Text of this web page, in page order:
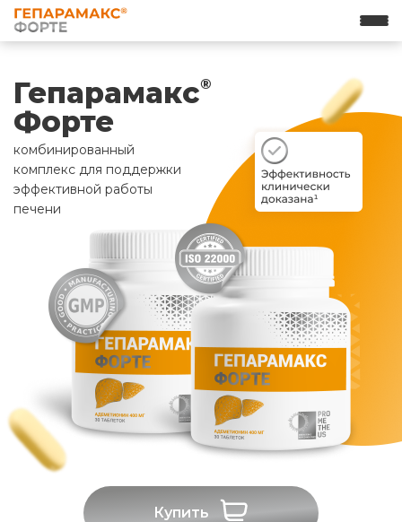
Гепарамакс®
Форте
комбинированный
комплекс для поддержки
эффективной работы
печени
Купить